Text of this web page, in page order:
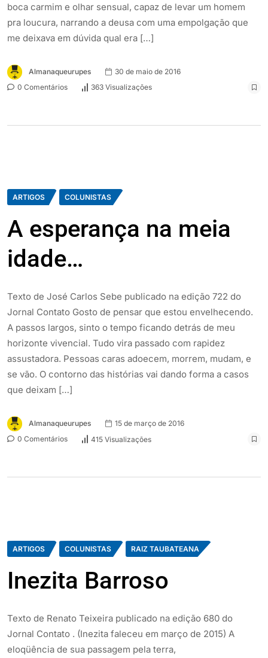
boca carmim e olhar sensual, capaz de levar um homem
pra loucura, narrando a deusa com uma empolgação que
me deixava em dúvida qual era […]
Almanaqueurupes
30 de maio de 2016
0 Comentários
363 Visualizações
ARTIGOS COLUNISTAS
A esperança na meia
idade…
Texto de José Carlos Sebe publicado na edição 722 do
Jornal Contato Gosto de pensar que estou envelhecendo.
A passos largos, sinto o tempo ficando detrás de meu
horizonte vivencial. Tudo vira passado com rapidez
assustadora. Pessoas caras adoecem, morrem, mudam, e
se vão. O contorno das histórias vai dando forma a casos
que deixam […]
Almanaqueurupes
15 de março de 2016
0 Comentários
415 Visualizações
ARTIGOS COLUNISTAS RAIZ TAUBATEANA
Inezita Barroso
Texto de Renato Teixeira publicado na edição 680 do
Jornal Contato . (Inezita faleceu em março de 2015) A
eloqüência de sua passagem pela terra,